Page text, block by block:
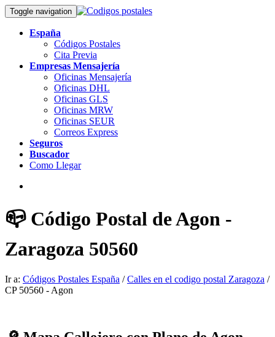
Toggle navigation
España
Códigos Postales
Cita Previa
Empresas Mensajería
Oficinas Mensajería
Oficinas DHL
Oficinas GLS
Oficinas MRW
Oficinas SEUR
Correos Express
Seguros
Buscador
Como Llegar
📪 Código Postal de Agon -
Zaragoza 50560
Ir a: Códigos Postales España /Calles en el codigo postal Zaragoza /
CP 50560 - Agon